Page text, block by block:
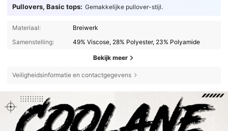
Pullovers, Basic tops: Gemakkelijke pullover-stijl.
Materiaal:
Breiwerk
Samenstelling:
49% Viscose, 28% Polyester, 23% Polyamide
Bekijk meer
Veiligheidsinformatie en contactgegevens